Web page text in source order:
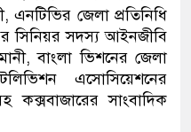
জেলা প্রতিনিধি
সিনিয়র সদস্য আইনজীবি
বাংলা ভিশনের জেলা
এসোসিয়েশনের
সাংবাদিক